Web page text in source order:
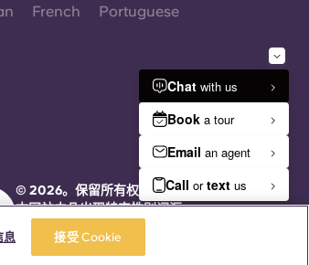
French Portuguese
© 2026。保留所有权利。
本网站中凡出现特定性别词汇
之处，均适用于所有人，不分
性别。
息 接受 Cookie